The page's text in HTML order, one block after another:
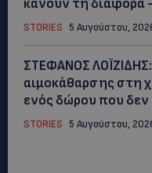
κάνουν τη διαφορά
STORIES 5 Αυγούστου,
ΣΤΕΦΑΝΟΣ
αιμοκάθαρσης στη
ενός δώρου που δεν
STORIES 5 Αυγούστου,